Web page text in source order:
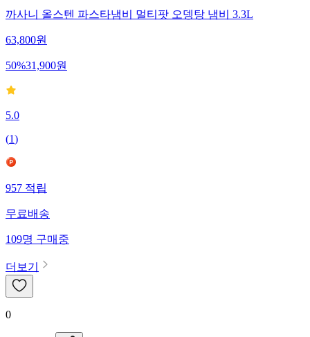
까사니 올스텐 파스타냄비 멀티팟 오뎅탕 냄비 3.3L
63,800원
50%31,900원
5.0
(1)
957적립
무료배송
109명구매중
더보기
0